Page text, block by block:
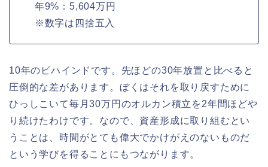
年9%：5,604万円
※数字は四捨五入
10年のビハインドです。先ほどの30年放置と比べると
圧倒的な差があります。ぼくはそれを取り戻すために
ひっしこいて毎月30万円のオルカン積立を2年間ほどや
り続けたわけです。なので、資産形成に取り組むとい
うことは、時間がとても偉大でかけがえのないものだ
という学びを得ることにもつながります。